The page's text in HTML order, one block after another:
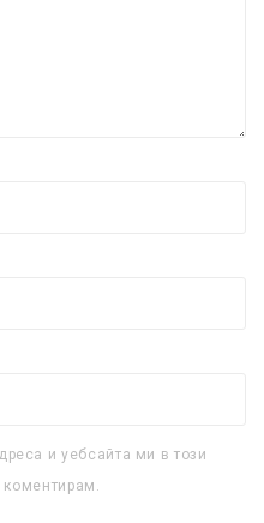
и уебсайта ми в този
коментирам.